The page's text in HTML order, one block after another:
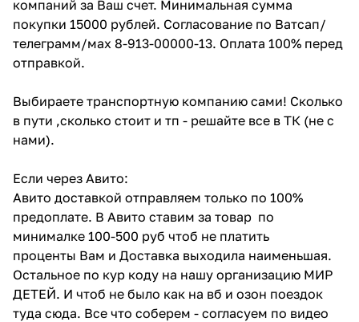
компаний за Ваш счет. Минимальная сумма
покупки 15000 рублей. Согласование по Ватсап/
телеграмм/мах 8-913-00000-13. Оплата 100% перед
отправкой.
Выбираете транспортную компанию сами! Сколько
в пути ,сколько стоит и тп - решайте все в ТК (не с
нами).
Если через Авито:
Авито доставкой отправляем только по 100%
предоплате. В Авито ставим за товар по
минималке 100-500 руб чтоб не платить
проценты Вам и Доставка выходила наименьшая.
Остальное по кур коду на нашу организацию МИР
ДЕТЕЙ. И чтоб не было как на вб и озон поездок
туда сюда. Все что соберем - согласуем по видео